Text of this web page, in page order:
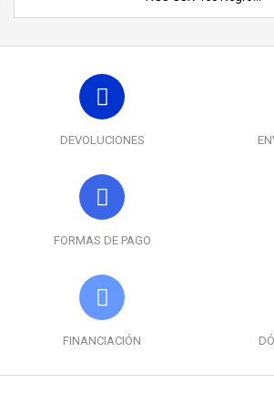
DEVOLUCIONES
FORMAS DE PAGO
FINANCIACIÓN